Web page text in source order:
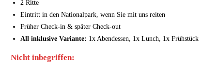
2 Ritte
Eintritt in den Nationalpark, wenn Sie mit uns reiten
Früher Check-in & später Check-out
All inklusive Variante: 1x Abendessen, 1x Lunch, 1x Frühstück
Nicht inbegriffen: